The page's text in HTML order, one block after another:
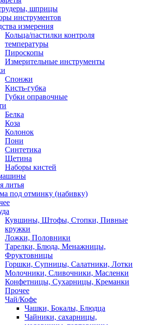
шприцы
инструментов
измерения
Кольца/пастилки контроля
температуры
Пироскопы
Измерительные инструменты
Спонжи
Кисть-губка
Губки оправочные
Белка
Коза
Колонок
Пони
Синтетика
Щетина
Наборы кистей
литья
под отминку (набивку)
Кувшины, Штофы, Стопки, Пивные
кружки
Ложки, Половники
Тарелки, Блюда, Менажницы,
Фруктовницы
Горшки, Супницы, Салатники, Лотки
Молочники, Сливочники, Масленки
Конфетницы, Сухарницы, Креманки
Прочее
Чай/Кофе
Чашки, Бокалы, Блюдца
Чайники, сахарницы,